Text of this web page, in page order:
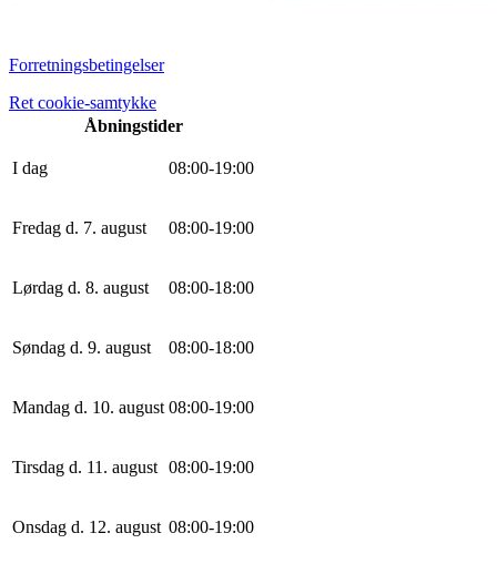
Forretningsbetingelser
Ret cookie-samtykke
Åbningstider
I dag 08:00-19:00
Fredag d. 7. august 08:00-19:00
Lørdag d. 8. august 08:00-18:00
Søndag d. 9. august 08:00-18:00
Mandag d. 10. august 08:00-19:00
Tirsdag d. 11. august 08:00-19:00
Onsdag d. 12. august 08:00-19:00